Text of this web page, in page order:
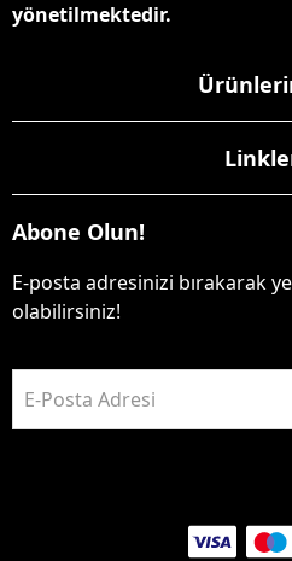
yönetilmektedir.
Abone Olun!
E-posta adresinizi bırakarak
olabilirsiniz!
E-Posta Adresi